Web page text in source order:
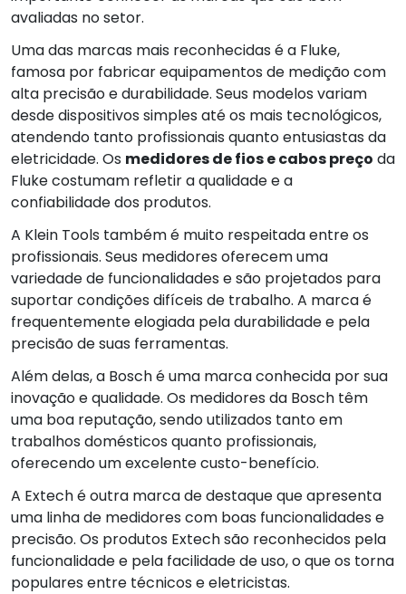
avaliadas no setor.
Uma das marcas mais reconhecidas é a Fluke,
famosa por fabricar equipamentos de medição com
alta precisão e durabilidade. Seus modelos variam
desde dispositivos simples até os mais tecnológicos,
atendendo tanto profissionais quanto entusiastas da
eletricidade. Os medidores de fios e cabos preço da
Fluke costumam refletir a qualidade e a
confiabilidade dos produtos.
A Klein Tools também é muito respeitada entre os
profissionais. Seus medidores oferecem uma
variedade de funcionalidades e são projetados para
suportar condições difíceis de trabalho. A marca é
frequentemente elogiada pela durabilidade e pela
precisão de suas ferramentas.
Além delas, a Bosch é uma marca conhecida por sua
inovação e qualidade. Os medidores da Bosch têm
uma boa reputação, sendo utilizados tanto em
trabalhos domésticos quanto profissionais,
oferecendo um excelente custo-benefício.
A Extech é outra marca de destaque que apresenta
uma linha de medidores com boas funcionalidades e
precisão. Os produtos Extech são reconhecidos pela
funcionalidade e pela facilidade de uso, o que os torna
populares entre técnicos e eletricistas.